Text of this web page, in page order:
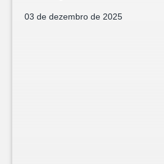
03 de dezembro de 2025